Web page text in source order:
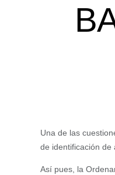
Una de las
de identificación de
Así pues, la